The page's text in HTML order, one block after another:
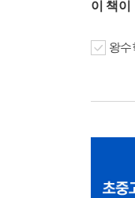
이 책이
왕수